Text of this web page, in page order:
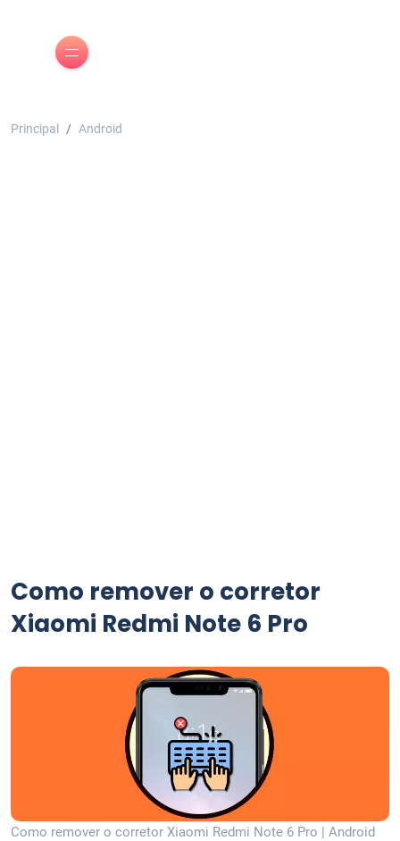
Principal Android
Como remover o corretor
Xiaomi Redmi Note 6 Pro
Como remover o corretor Xiaomi Redmi Note 6 Pro | Android